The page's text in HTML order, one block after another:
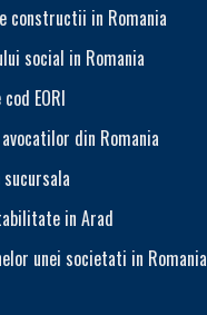
constructii in Romania
social in Romania
EORI
din Romania
in Arad
unei societati in Romania